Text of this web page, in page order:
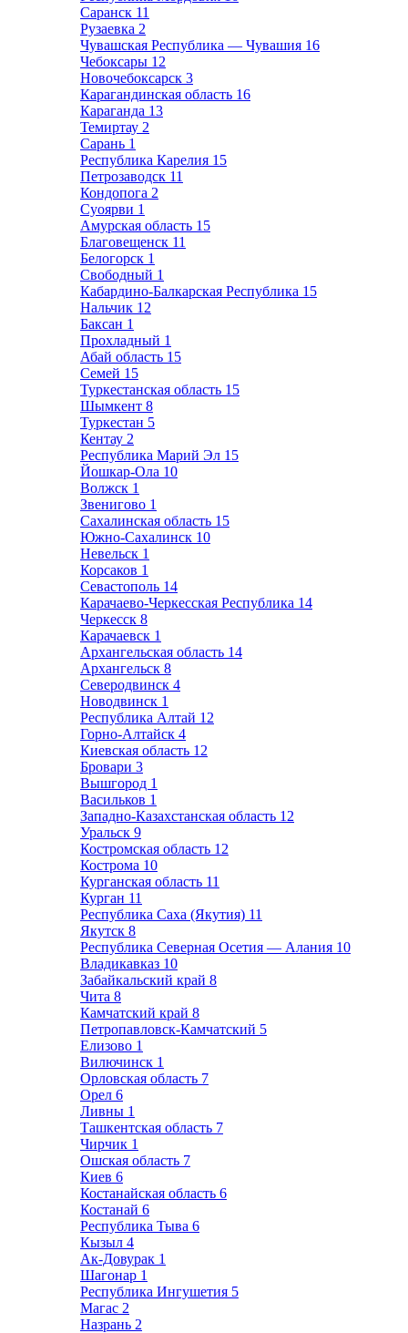
Саранск 11
Рузаевка 2
Чувашская Республика — Чувашия 16
Чебоксары 12
Новочебоксарск 3
Карагандинская область 16
Караганда 13
Темиртау 2
Сарань 1
Республика Карелия 15
Петрозаводск 11
Кондопога 2
Суоярви 1
Амурская область 15
Благовещенск 11
Белогорск 1
Свободный 1
Кабардино-Балкарская Республика 15
Нальчик 12
Баксан 1
Прохладный 1
Абай область 15
Семей 15
Туркестанская область 15
Шымкент 8
Туркестан 5
Кентау 2
Республика Марий Эл 15
Йошкар-Ола 10
Волжск 1
Звенигово 1
Сахалинская область 15
Южно-Сахалинск 10
Невельск 1
Корсаков 1
Севастополь 14
Карачаево-Черкесская Республика 14
Черкесск 8
Карачаевск 1
Архангельская область 14
Архангельск 8
Северодвинск 4
Новодвинск 1
Республика Алтай 12
Горно-Алтайск 4
Киевская область 12
Бровари 3
Вышгород 1
Васильков 1
Западно-Казахстанская область 12
Уральск 9
Костромская область 12
Кострома 10
Курганская область 11
Курган 11
Республика Саха (Якутия) 11
Якутск 8
Республика Северная Осетия — Алания 10
Владикавказ 10
Забайкальский край 8
Чита 8
Камчатский край 8
Петропавловск-Камчатский 5
Елизово 1
Вилючинск 1
Орловская область 7
Орел 6
Ливны 1
Ташкентская область 7
Чирчик 1
Ошская область 7
Киев 6
Костанайская область 6
Костанай 6
Республика Тыва 6
Кызыл 4
Ак-Довурак 1
Шагонар 1
Республика Ингушетия 5
Магас 2
Назрань 2